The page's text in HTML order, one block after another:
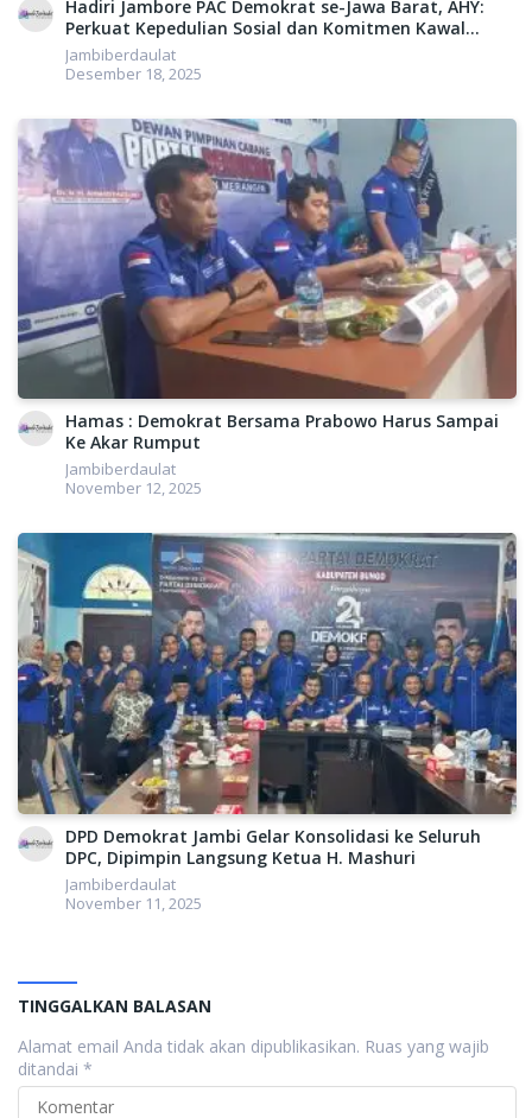
Subianto?,” sambungnya.
Bandot mengatakan untuk semakin mempererat dan
menjadi krusial.
“Konsolidasi dukungan akan lebih mudah dilakukan dan partai
dapat bekerja maksimal untuk pemenangan,” tutupnya.(adm)
Hadiri Jambore PAC Demokrat se-Jawa Barat, AHY:
Perkuat Kepedulian Sosial dan Komitmen Kawal
Pemerintahan
Jambiberdaulat
Desember 18, 2025
Hamas : Demokrat Bersama Prabowo Harus Sampai
Ke Akar Rumput
Jambiberdaulat
November 12, 2025
DPD Demokrat Jambi Gelar Konsolidasi ke Seluruh
DPC, Dipimpin Langsung Ketua H. Mashuri
Jambiberdaulat
November 11, 2025
TINGGALKAN BALASAN
Alamat email Anda tidak akan dipublikasikan. Ruas yang wajib
ditandai *